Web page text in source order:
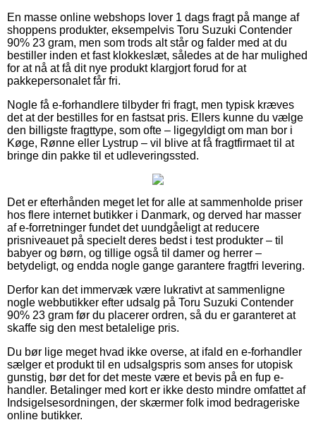
En masse online webshops lover 1 dags fragt på mange af
shoppens produkter, eksempelvis Toru Suzuki Contender
90% 23 gram, men som trods alt står og falder med at du
bestiller inden et fast klokkeslæt, således at de har mulighed
for at nå at få dit nye produkt klargjort forud for at
pakkepersonalet får fri.
Nogle få e-forhandlere tilbyder fri fragt, men typisk kræves
det at der bestilles for en fastsat pris. Ellers kunne du vælge
den billigste fragttype, som ofte – ligegyldigt om man bor i
Køge, Rønne eller Lystrup – vil blive at få fragtfirmaet til at
bringe din pakke til et udleveringssted.
Det er efterhånden meget let for alle at sammenholde priser
hos flere internet butikker i Danmark, og derved har masser
af e-forretninger fundet det uundgåeligt at reducere
prisniveauet på specielt deres bedst i test produkter – til
babyer og børn, og tillige også til damer og herrer –
betydeligt, og endda nogle gange garantere fragtfri levering.
Derfor kan det immervæk være lukrativt at sammenligne
nogle webbutikker efter udsalg på Toru Suzuki Contender
90% 23 gram før du placerer ordren, så du er garanteret at
skaffe sig den mest betalelige pris.
Du bør lige meget hvad ikke overse, at ifald en e-forhandler
sælger et produkt til en udsalgspris som anses for utopisk
gunstig, bør det for det meste være et bevis på en fup e-
handler. Betalinger med kort er ikke desto mindre omfattet af
Indsigelsesordningen, der skærmer folk imod bedrageriske
online butikker.